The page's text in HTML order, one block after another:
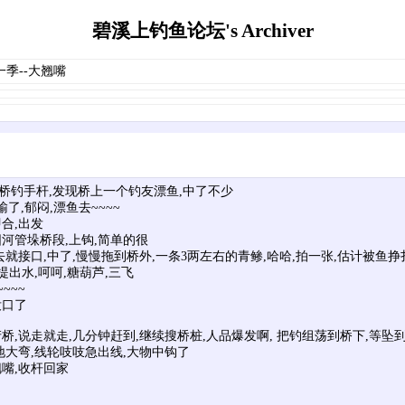
碧溪上钓鱼论坛's Archiver
季--大翘嘴
手杆,发现桥上一个钓友漂鱼,中了不少
,郁闷,漂鱼去~~~~
,出发
垛桥段,上钩,简单的很
口,中了,慢慢拖到桥外,一条3两左右的青鲹,哈哈,拍一张,估计被鱼挣
出水,呵呵,糖葫芦,三飞
了
走就走,几分钟赶到,继续搜桥桩,人品爆发啊, 把钓组荡到桥下,等坠
弯,线轮吱吱急出线,大物中钩了
,收杆回家